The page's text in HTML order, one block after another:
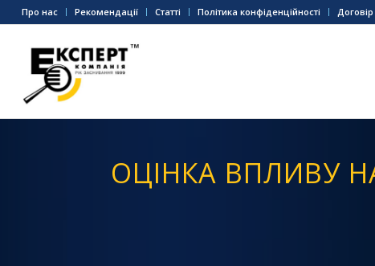
Про нас Рекомендації Статті Політика конфіденційності
ОЦІНКА ВПЛИВУ